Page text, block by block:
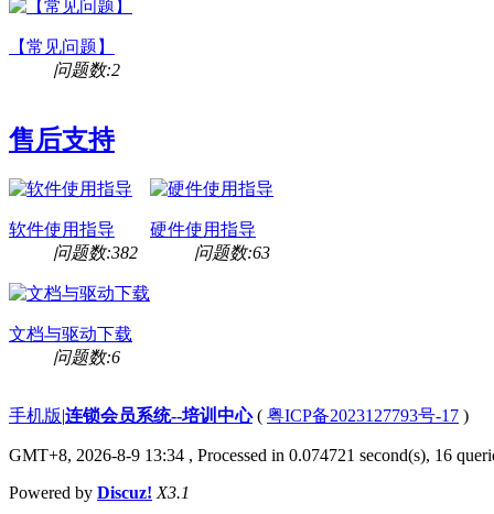
【常见问题】
问题数:2
售后支持
软件使用指导
问题数:382
硬件使用指导
问题数:63
文档与驱动下载
问题数:6
手机版|连锁会员系统--培训中心( 粤ICP备2023127793号-17 )
GMT+8, 2026-8-9 13:34 , Processed in 0.074721 second(s), 16
Powered by Discuz! X3.1